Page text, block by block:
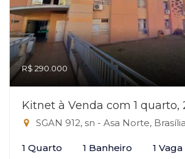
R$ 290.000
Kitnet à Venda com 1 quarto,
SGAN 912, sn - Asa Norte,
1 Quarto 1 Banheiro 1 Vaga